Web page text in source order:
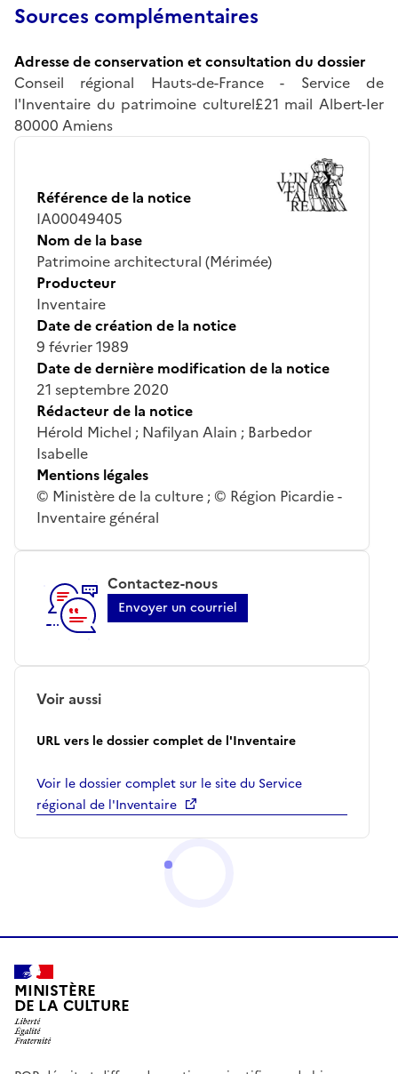
Sources complémentaires
Adresse de conservation et consultation du dossier
Conseil régional Hauts-de-France - Service de
l'Inventaire du patrimoine culturel£21 mail Albert-Ier
80000 Amiens
Référence de la notice
IA00049405
Nom de la base
Patrimoine architectural (Mérimée)
Producteur
Inventaire
Date de création de la notice
9 février 1989
Date de dernière modification de la notice
21 septembre 2020
Rédacteur de la notice
Hérold Michel ; Nafilyan Alain ; Barbedor
Isabelle
Mentions légales
© Ministère de la culture ; © Région Picardie -
Inventaire général
Contactez-nous
Envoyer un courriel
Voir aussi
URL vers le dossier complet de l'Inventaire
Voir le dossier complet sur le site du Service
régional de l'Inventaire
MINISTÈRE
DE LA CULTURE